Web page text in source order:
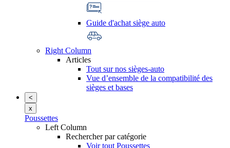
Guide d'achat siège auto
Right Column
Articles
Tout sur nos sièges-auto
Vue d’ensemble de la compatibilité des
sièges et bases
<
x
Poussettes
Left Column
Rechercher par catégorie
Voir tout Poussettes